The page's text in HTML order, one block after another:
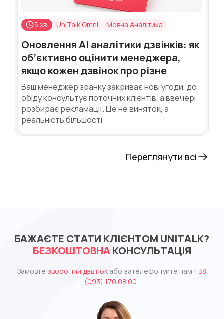
5 хв. UniTalk Omni Мовна Аналітика
Оновлення AI аналітики дзвінків: як
об’єктивно оцінити менеджера,
якщо кожен дзвінок про різне
Ваш менеджер зранку закриває нові угоди, до
обіду консультує поточних клієнтів, а ввечері
розбирає рекламації. Це не виняток, а
реальність більшості
Переглянути всі
БАЖАЄТЕ СТАТИ КЛІЄНТОМ UNITALK?
БЕЗКОШТОВНАКОНСУЛЬТАЦІЯ
Замовте зворотній дзвінок або зателефонуйте нам +38
(093) 170 08 00